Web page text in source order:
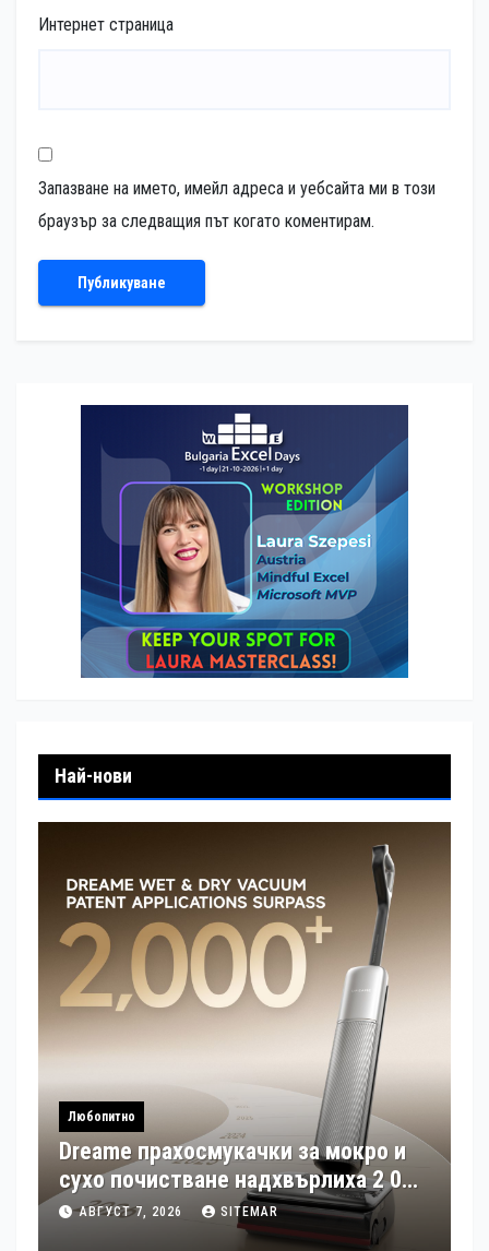
Интернет страница
Запазване на името, имейл адреса и уебсайта ми в този
браузър за следващия път когато коментирам.
Най-нови
Любопитно
Dreame прахосмукачки за мокро и
сухо почистване надхвърлиха 2 000
патентни заявки в световен мащаб
АВГУСТ 7, 2026 SITEMAR